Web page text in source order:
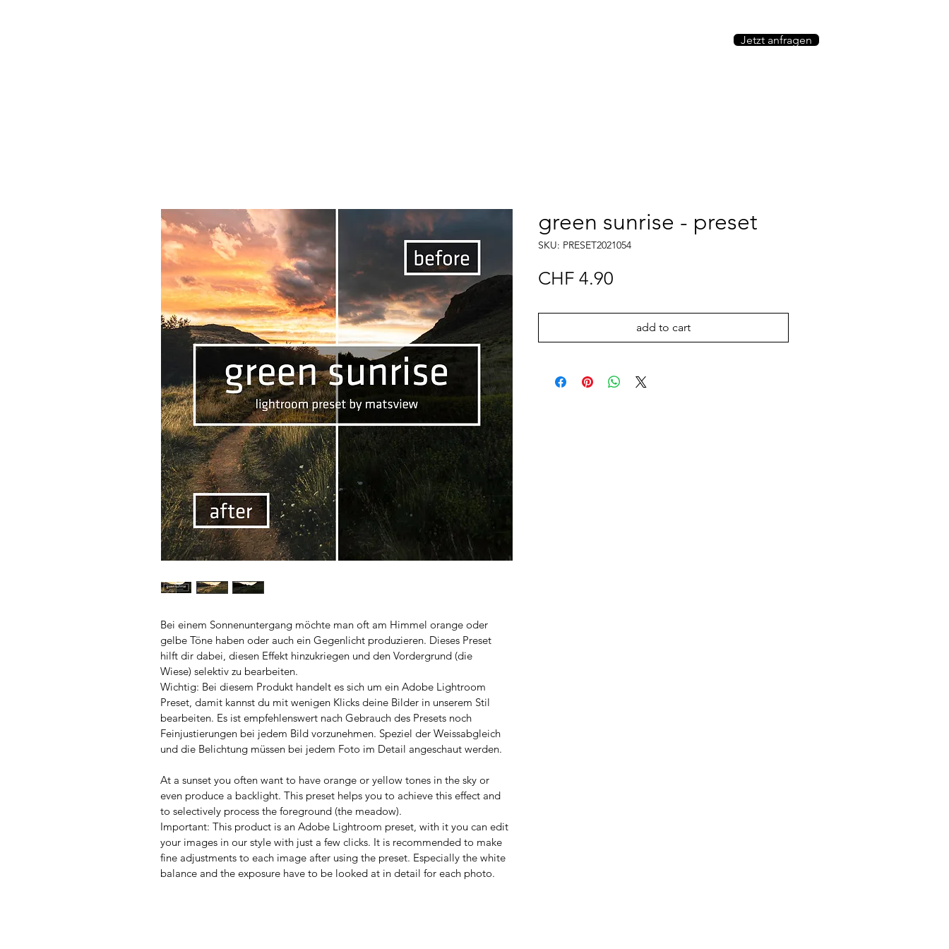
Jetzt anfragen
Bei einem Sonnenuntergang möchte man oft am Himmel orange oder
gelbe Töne haben oder auch ein Gegenlicht produzieren. Dieses Preset
hilft dir dabei, diesen Effekt hinzukriegen und den Vordergrund (die
Wiese) selektiv zu bearbeiten.
Wichtig: Bei diesem Produkt handelt es sich um ein Adobe Lightroom
Preset, damit kannst du mit wenigen Klicks deine Bilder in unserem Stil
bearbeiten. Es ist empfehlenswert nach Gebrauch des Presets noch
Feinjustierungen bei jedem Bild vorzunehmen. Speziel der Weissabgleich
und die Belichtung müssen bei jedem Foto im Detail angeschaut werden.
At a sunset you often want to have orange or yellow tones in the sky or
even produce a backlight. This preset helps you to achieve this effect and
to selectively process the foreground (the meadow).
Important: This product is an Adobe Lightroom preset, with it you can edit
your images in our style with just a few clicks. It is recommended to make
fine adjustments to each image after using the preset. Especially the white
balance and the exposure have to be looked at in detail for each photo.
green sunrise - preset
SKU: PRESET2021054
CHF 4.90
add to cart